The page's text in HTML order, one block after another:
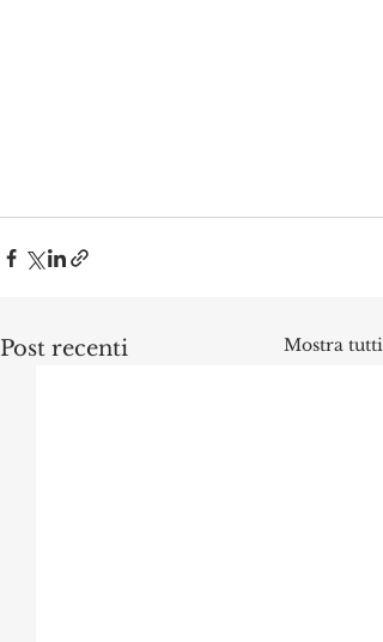
Post recenti Mostra tutti